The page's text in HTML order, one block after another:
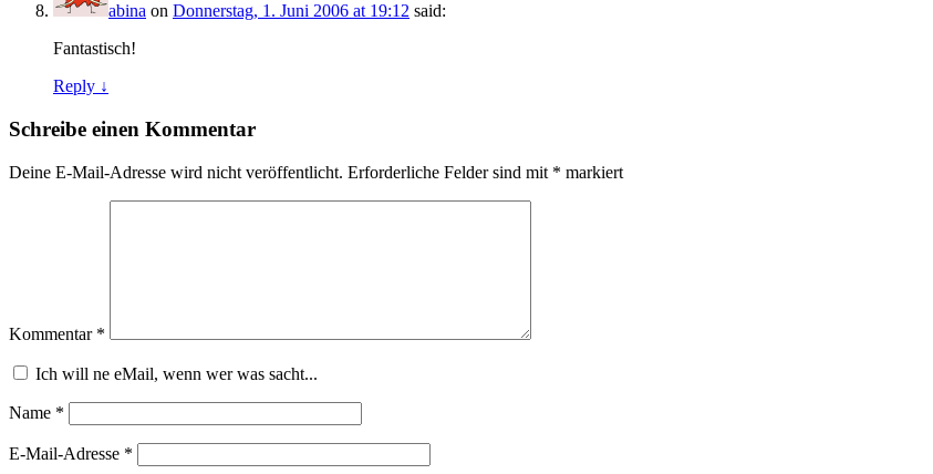
abina on Donnerstag, 1. Juni 2006 at 19:12 said:
Fantastisch!
Reply ↓
Schreibe einen Kommentar
Deine E-Mail-Adresse wird nicht veröffentlicht. Erforderliche Felder sind mit * markiert
Kommentar *
Ich will ne eMail, wenn wer was sacht...
Name *
E-Mail-Adresse *